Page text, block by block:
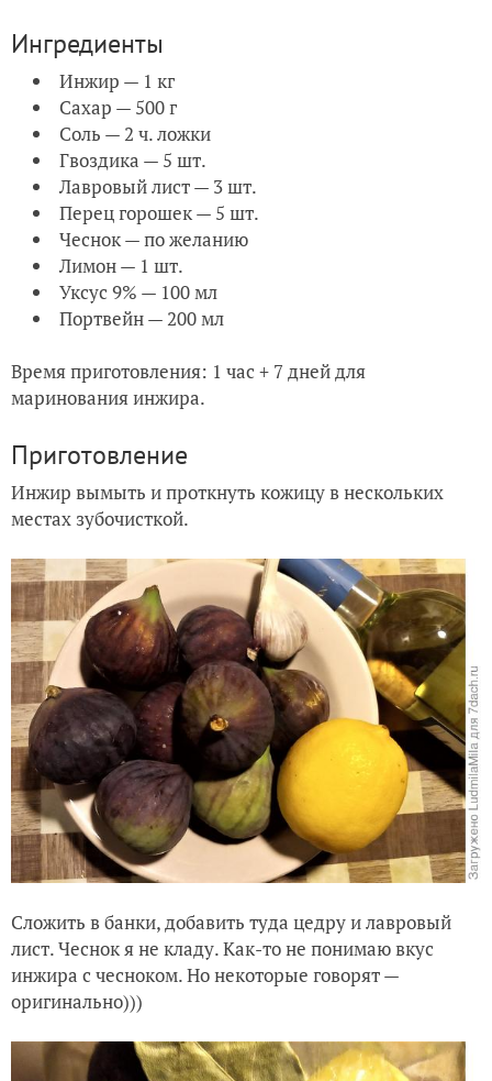
Ингредиенты
Инжир — 1 кг
Сахар — 500 г
Соль — 2 ч. ложки
Гвоздика — 5 шт.
Лавровый лист — 3 шт.
Перец горошек — 5 шт.
Чеснок — по желанию
Лимон — 1 шт.
Уксус 9% — 100 мл
Портвейн — 200 мл
Время приготовления: 1 час + 7 дней для
маринования инжира.
Приготовление
Инжир вымыть и проткнуть кожицу в нескольких
местах зубочисткой.
Сложить в банки, добавить туда цедру и лавровый
лист. Чеснок я не кладу. Как-то не понимаю вкус
инжира с чесноком. Но некоторые говорят —
оригинально)))